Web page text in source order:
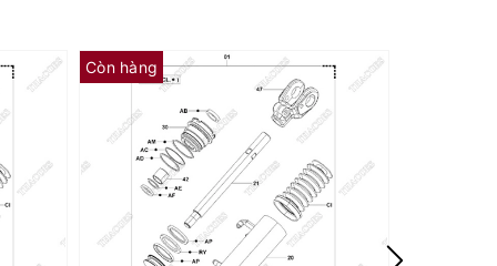
Bản
Còn hàng
(AE) Căn đệm 65573-26620-71 (Kit 01K)
Thương hiệu: TOYOTA
Xuất xứ: Nhật Bản
Quy cách: Mới 100%
Bảo hành: 12 tháng